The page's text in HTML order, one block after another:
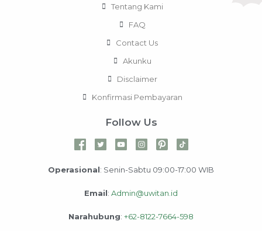
Tentang Kami
FAQ
Contact Us
Akunku
Disclaimer
Konfirmasi Pembayaran
Follow Us
Operasional: Senin-Sabtu 09:00-17:00 WIB
Email: Admin@uwitan.id
Narahubung: +62-8122-7664-598